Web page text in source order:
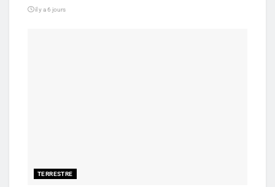
il y a 6 jours
TERRESTRE